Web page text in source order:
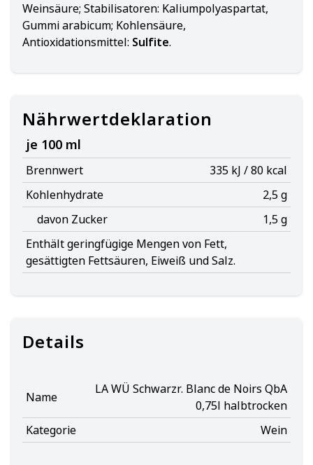
Weinsäure; Stabilisatoren: Kaliumpolyaspartat,
Gummi arabicum; Kohlensäure,
Antioxidationsmittel: Sulfite.
Nährwertdeklaration
je 100 ml
Brennwert
335 kJ / 80 kcal
Kohlenhydrate
2,5 g
davon Zucker
1,5 g
Enthält geringfügige Mengen von Fett,
gesättigten Fettsäuren, Eiweiß und Salz.
Details
Name
LA WÜ Schwarzr. Blanc de Noirs QbA
0,75l halbtrocken
Kategorie
Wein